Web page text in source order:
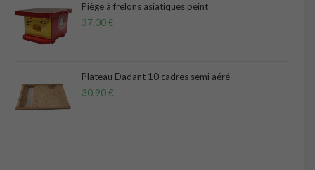
Piège à frelons asiatiques peint
37,00€
Plateau Dadant 10 cadres semi aéré
30,90€